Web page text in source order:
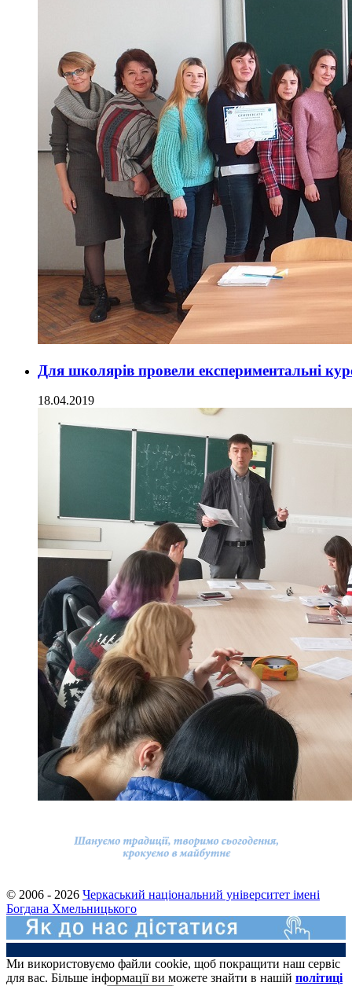
Для школярів провели експериментальні
18.04.2019
© 2006 - 2026 Черкаський національний університет імені
Богдана Хмельницького
Ми використовуємо файли cookie, щоб покращити наш сервіс
для вас. Більше інформації ви можете знайти в нашій політиці